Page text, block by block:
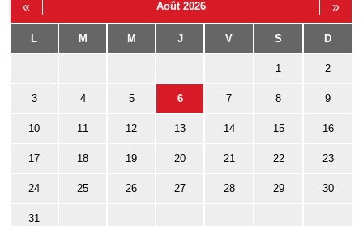
« Août 2026 »
L M M J V S D
1 2
3 4 5 6 7 8 9
10 11 12 13 14 15 16
17 18 19 20 21 22 23
24 25 26 27 28 29 30
31